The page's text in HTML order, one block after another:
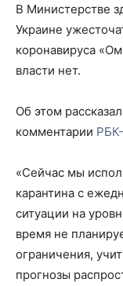
В Министерстве
Украине
коронавируса
власти нет.
Об этом
комментарии
«Сейчас мы
карантина с
ситуации на
время не
ограничения,
прогнозы